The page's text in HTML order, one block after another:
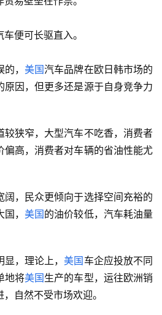
的汽车品牌，在美国
易壁垒在作祟。
车便可长驱直入。
，
原因，但更多还是源于自身竞争力
狭窄，大型汽车不吃香，消费者
偏高，消费者对车辆的省油性能尤
，民众更倾向于选择空间充裕的
国，美国 的油价较低，汽车耗油量
显，理论上，美国车企应投放不同